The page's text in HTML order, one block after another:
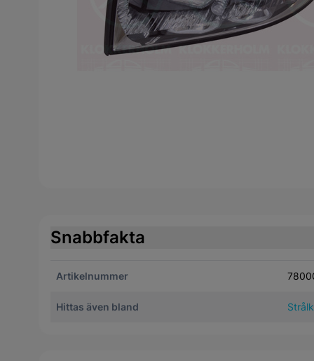
Snabbfakta
Artikelnummer
Hittas även bland